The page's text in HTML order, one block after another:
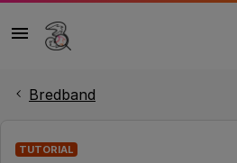
Bredband
TUTORIAL